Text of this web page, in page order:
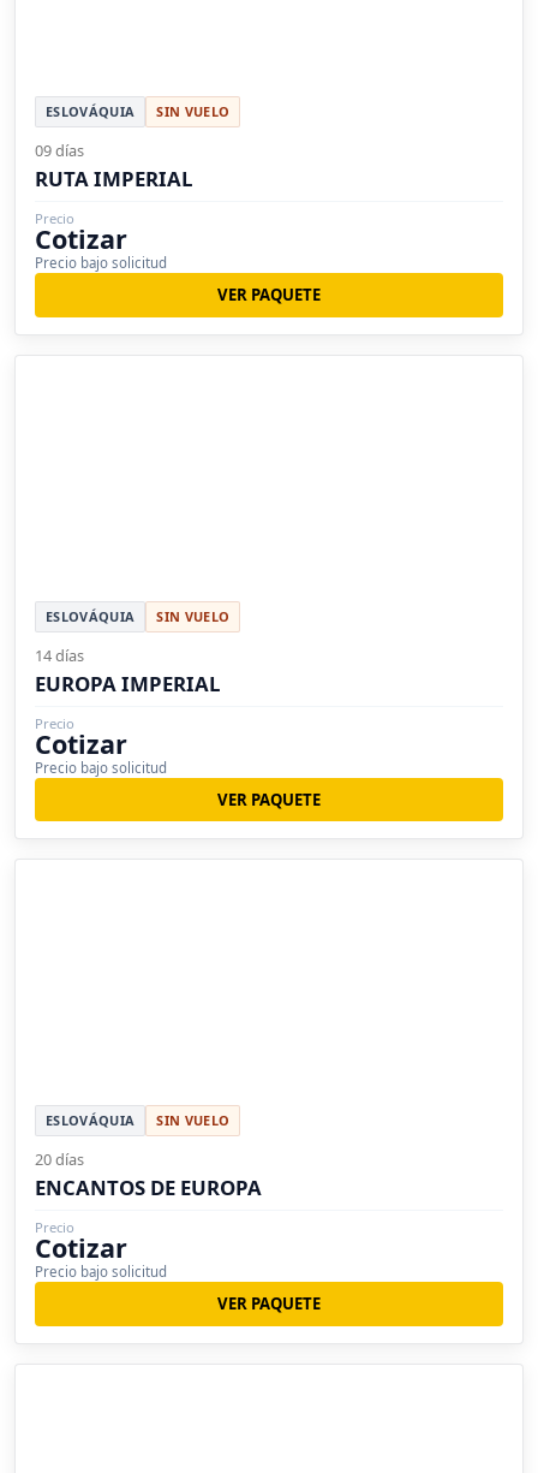
ESLOVÁQUIA SIN VUELO
09 días
RUTA IMPERIAL
Precio
Cotizar
Precio bajo solicitud
VER PAQUETE
ESLOVÁQUIA SIN VUELO
14 días
EUROPA IMPERIAL
Precio
Cotizar
Precio bajo solicitud
VER PAQUETE
ESLOVÁQUIA SIN VUELO
20 días
ENCANTOS DE EUROPA
Precio
Cotizar
Precio bajo solicitud
VER PAQUETE